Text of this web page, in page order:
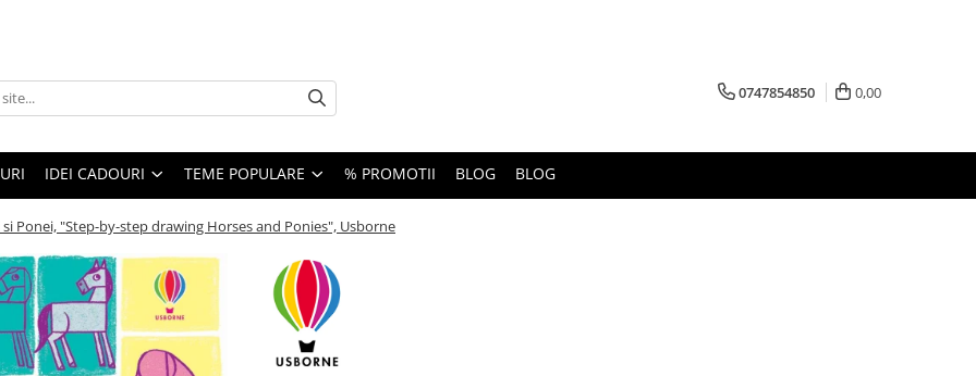
0747854850 0,00
IDEI CADOURI TEME POPULARE % PROMOTII BLOG BLOG
Ponei, "Step-by-step drawing Horses and Ponies", Usborne